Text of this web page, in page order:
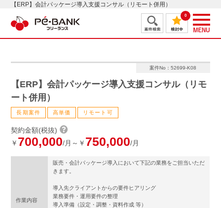
【ERP】会計パッケージ導入支援コンサル（リモート併用）
0
案件No：52699-K08
【ERP】会計パッケージ導入支援コンサル（リモ
ート併用）
長期案件 高単価 リモート可
契約金額(税抜)
￥ 700,000/月～￥ 750,000/月
作業内容
販売・会計パッケージ導入において下記の業務をご担当いただ
きます。
導入先クライアントからの要件ヒアリング
業務要件・運用要件の整理
導入準備（設定・調整・資料作成 等）